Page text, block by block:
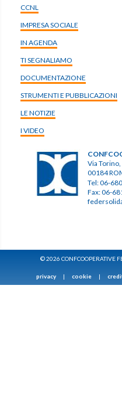
CCNL
IMPRESA SOCIALE
IN AGENDA
TI SEGNALIAMO
DOCUMENTAZIONE
STRUMENTI E PUBBLICAZIONI
LE NOTIZIE
I VIDEO
Via
00184
Tel: 06-
Fax: 06-
© 2026 CONFCOOPERATIVE
privacy | cookie |